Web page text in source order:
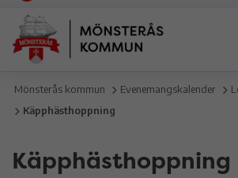
Mönsterås kommun Evenemangskalender
Käpphästhoppning
Käpphästhoppning